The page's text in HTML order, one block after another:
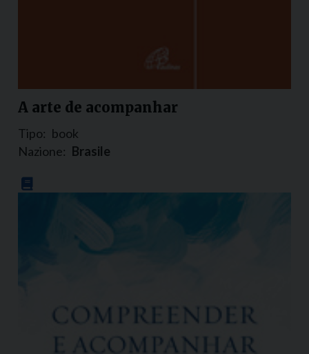
A arte de acompanhar
Tipo: book
Nazione: Brasile